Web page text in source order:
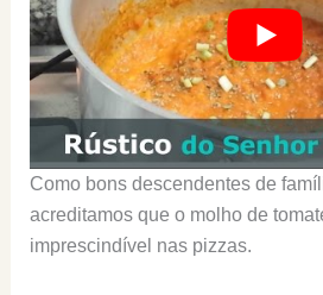
Como bons descendentes de
acreditamos que o molho de
imprescindível nas pizzas.